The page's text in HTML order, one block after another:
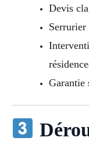
Devis
Serrurier
Garantie